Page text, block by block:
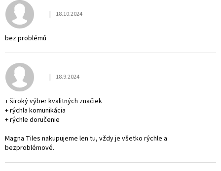
p
i
h
o
n
o
e
n
Hodnocení obchodu je 4 z 5 hvězdiček.
| 18.10.2024
bez problémů
Hodnocení obchodu je 5 z 5 hvězdiček.
| 18.9.2024
+ široký výber kvalitných značiek
+ rýchla komunikácia
+ rýchle doručenie
Magna Tiles nakupujeme len tu, vždy je všetko rýchle a
bezproblémové.